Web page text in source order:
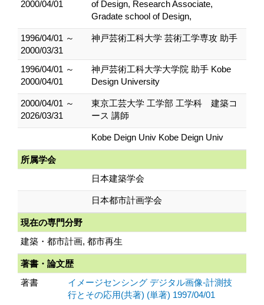
2000/04/01
of Design, Research Associate,
Gradate school of Design,
1996/04/01 ～
2000/03/31
神戸芸術工科大学 芸術工学専攻 助手
1996/04/01 ～
2000/04/01
神戸芸術工科大学大学院 助手 Kobe
Design University
2000/04/01 ～
2026/03/31
東京工芸大学 工学部 工学科 建築コ
ース 講師
Kobe Deign Univ Kobe Deign Univ
所属学会
日本建築学会
日本都市計画学会
現在の専門分野
建築・都市計画, 都市再生
著書・論文歴
著書
イメージセンシング デジタル画像-計測技
行とその応用(共著) (単著) 1997/04/01